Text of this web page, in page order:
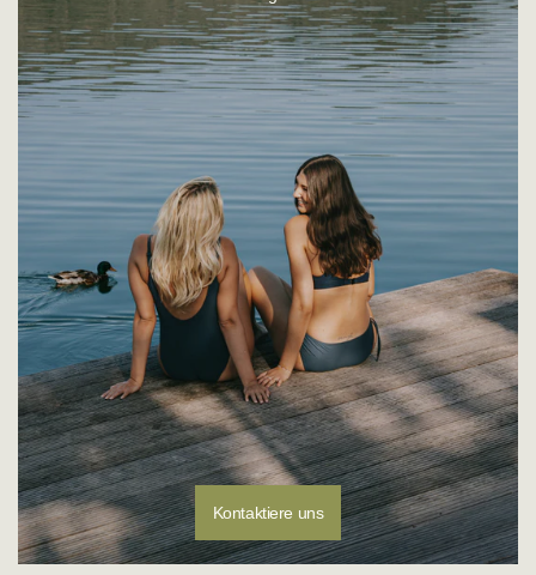
Kontaktiere uns
E-Mail:customerservice@sunflair.de